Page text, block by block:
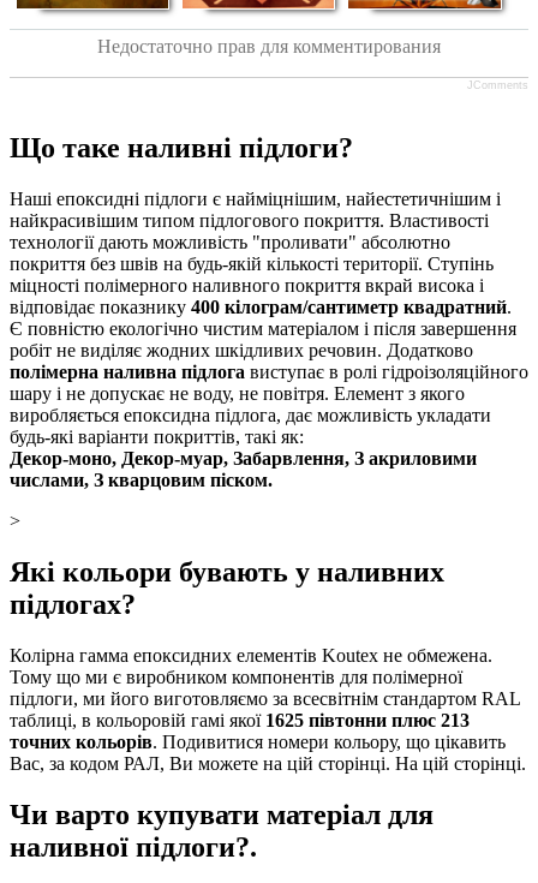
Недостаточно прав для комментирования
JComments
Що таке наливні підлоги?
Наші епоксидні підлоги є найміцнішим, найестетичнішим і
найкрасивішим типом підлогового покриття. Властивості
технології дають можливість "проливати" абсолютно
покриття без швів на будь-якій кількості території. Ступінь
міцності полімерного наливного покриття вкрай висока і
відповідає показнику 400 кілограм/сантиметр квадратний.
Є повністю екологічно чистим матеріалом і після завершення
робіт не виділяє жодних шкідливих речовин. Додатково
полімерна наливна підлога виступає в ролі гідроізоляційного
шару і не допускає не воду, не повітря. Елемент з якого
виробляється епоксидна підлога, дає можливість укладати
будь-які варіанти покриттів, такі як:
Декор-моно, Декор-муар, Забарвлення, З акриловими
числами, З кварцовим піском.
>
Які кольори бувають у наливних
підлогах?
Колірна гамма епоксидних елементів Koutex не обмежена.
Тому що ми є виробником компонентів для полімерної
підлоги, ми його виготовляємо за всесвітнім стандартом RAL
таблиці, в кольоровій гамі якої 1625 півтонни плюс 213
точних кольорів. Подивитися номери кольору, що цікавить
Вас, за кодом РАЛ, Ви можете на цій сторінці. На цій сторінці.
Чи варто купувати матеріал для
наливної підлоги?.